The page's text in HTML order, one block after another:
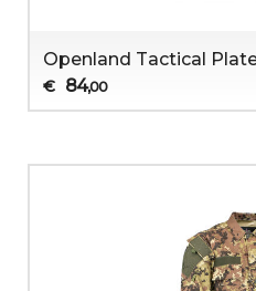
Openland Tactical
€ 84,00